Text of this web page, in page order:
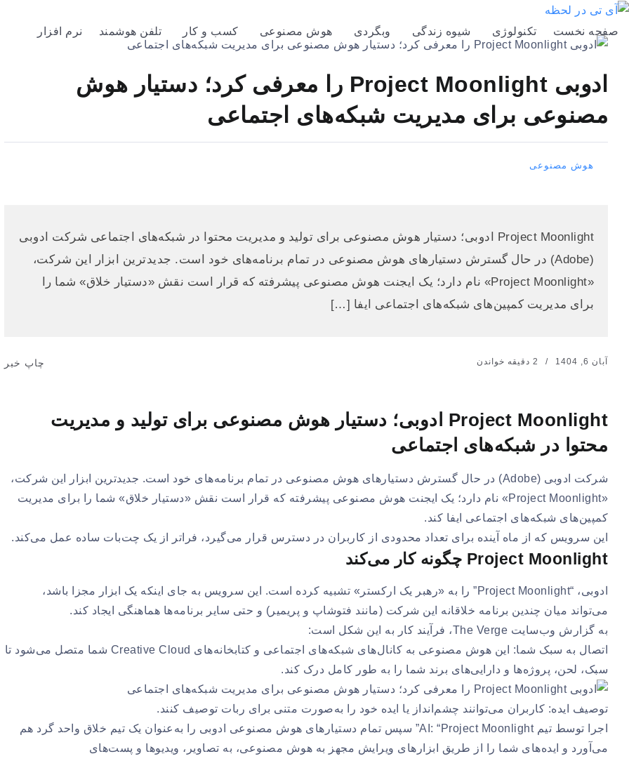
صفحه نخست تکنولوژی شیوه زندگی وبگردی هوش مصنوعی کسب و کار تلفن هوشمند نرم افزار
ادوبی Project Moonlight را معرفی کرد؛ دستیار هوش
مصنوعی برای مدیریت شبکه‌های اجتماعی
هوش مصنوعی
Project Moonlight ادوبی؛ دستیار هوش مصنوعی برای تولید و مدیریت محتوا در شبکه‌های اجتماعی شرکت ادوبی
(Adobe) در حال گسترش دستیارهای هوش مصنوعی در تمام برنامه‌های خود است. جدیدترین ابزار این شرکت،
«Project Moonlight» نام دارد؛ یک ایجنت هوش مصنوعی پیشرفته که قرار است نقش «دستیار خلاق» شما را
برای مدیریت کمپین‌های شبکه‌های اجتماعی ایفا […]
آبان 6, 1404 چاپ خبر
Project Moonlight ادوبی؛ دستیار هوش مصنوعی برای تولید و مدیریت
محتوا در شبکه‌های اجتماعی
شرکت ادوبی (Adobe) در حال گسترش دستیارهای هوش مصنوعی در تمام برنامه‌های خود است. جدیدترین ابزار این شرکت،
«Project Moonlight» نام دارد؛ یک ایجنت هوش مصنوعی پیشرفته که قرار است نقش «دستیار خلاق» شما را برای مدیریت
کمپین‌های شبکه‌های اجتماعی ایفا کند.
این سرویس که از ماه آینده برای تعداد محدودی از کاربران در دسترس قرار می‌گیرد، فراتر از یک چت‌بات ساده عمل می‌کند.
Project Moonlight چگونه کار می‌کند
ادوبی، “Project Moonlight” را به «رهبر یک ارکستر» تشبیه کرده است. این سرویس به جای اینکه یک ابزار مجزا باشد،
می‌تواند میان چندین برنامه خلاقانه این شرکت (مانند فتوشاپ و پریمیر) و حتی سایر برنامه‌ها هماهنگی ایجاد کند.
به گزارش وب‌سایت The Verge، فرآیند کار به این شکل است:
اتصال به سبک شما: این هوش مصنوعی به کانال‌های شبکه‌های اجتماعی و کتابخانه‌های Creative Cloud شما متصل می‌شود تا
سبک، لحن، پروژه‌ها و دارایی‌های برند شما را به طور کامل درک کند.
توصیف ایده: کاربران می‌توانند چشم‌انداز یا ایده خود را به‌صورت متنی برای ربات توصیف کنند.
اجرا توسط تیم AI: “Project Moonlight” سپس تمام دستیارهای هوش مصنوعی ادوبی را به‌عنوان یک تیم خلاق واحد گرد هم
می‌آورد و ایده‌های شما را از طریق ابزارهای ویرایش مجهز به هوش مصنوعی، به تصاویر، ویدیوها و پست‌های